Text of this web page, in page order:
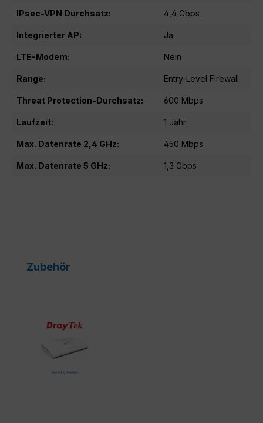
IPsec-VPN Durchsatz: 4,4 Gbps
Integrierter AP: Ja
LTE-Modem: Nein
Range: Entry-Level Firewall
Threat Protection-Durchsatz: 600 Mbps
Laufzeit: 1 Jahr
Max. Datenrate 2,4 GHz: 450 Mbps
Max. Datenrate 5 GHz: 1,3 Gbps
Produktgalerie überspringen
Zubehör